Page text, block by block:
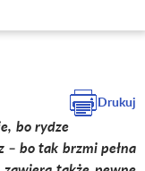
Drukuj
bo rydze
bo tak brzmi pełna